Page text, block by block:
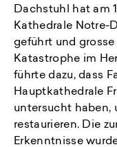
Dachstuhl hat am
Kathedrale Notre-
geführt und
Katastrophe im
führte dazu, dass
Hauptkathedrale
untersucht haben,
restaurieren. Die
Erkenntnisse